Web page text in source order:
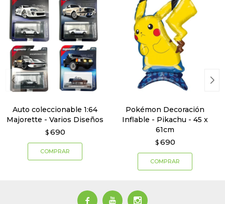
Auto coleccionable 1:64
Majorette - Varios Diseños
$ 690
Pokémon Decoración
Inflable - Pikachu - 45 x
61cm
$ 690
  